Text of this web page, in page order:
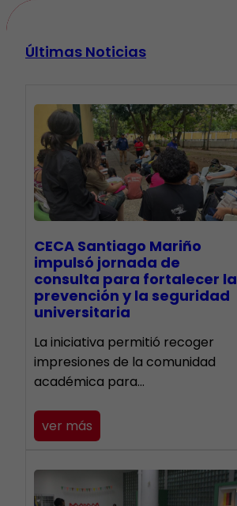
Últimas Noticias
CECA Santiago Mariño
impulsó jornada de
consulta para fortalecer la
prevención y la seguridad
universitaria
La iniciativa permitió recoger
impresiones de la comunidad
académica para…
ver más